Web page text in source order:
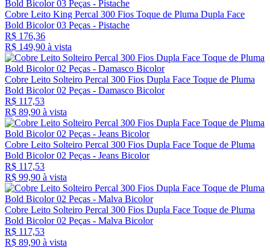
Cobre Leito King Percal 300 Fios Toque de Pluma Dupla Face
Bold Bicolor 03 Peças - Pistache
R$ 176,36
R$ 149,90 à vista
Cobre Leito Solteiro Percal 300 Fios Dupla Face Toque de Pluma
Bold Bicolor 02 Peças - Damasco Bicolor
R$ 117,53
R$ 89,90 à vista
Cobre Leito Solteiro Percal 300 Fios Dupla Face Toque de Pluma
Bold Bicolor 02 Peças - Jeans Bicolor
R$ 117,53
R$ 99,90 à vista
Cobre Leito Solteiro Percal 300 Fios Dupla Face Toque de Pluma
Bold Bicolor 02 Peças - Malva Bicolor
R$ 117,53
R$ 89,90 à vista